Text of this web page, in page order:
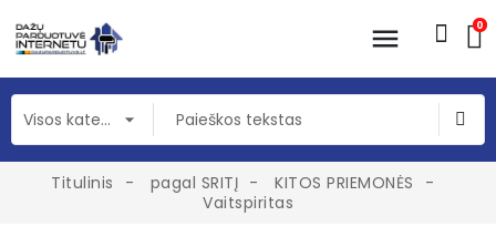
0
Titulinis pagal SRITĮ
KITOS PRIEMONĖS
Vaitspiritas